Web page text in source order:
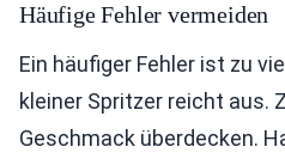
Häufige Fehler vermeiden
Ein häufiger Fehler ist zu
kleiner Spritzer reicht aus.
Geschmack überdecken.